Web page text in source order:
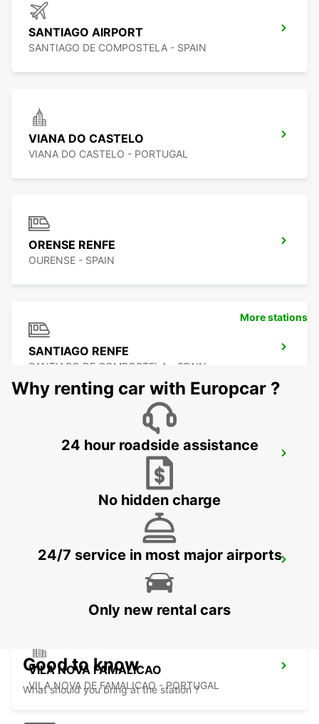
SANTIAGO AIRPORT
SANTIAGO DE COMPOSTELA - SPAIN
VIANA DO CASTELO
VIANA DO CASTELO - PORTUGAL
ORENSE RENFE
OURENSE - SPAIN
SANTIAGO RENFE
SANTIAGO DE COMPOSTELA - SPAIN
GUIMARAES
GUIMARAES - PORTUGAL
VILA NOVA FAMALICAO
VILA NOVA DE FAMALICAO - PORTUGAL
More stations
Why renting car with Europcar ?
24 hour roadside assistance
No hidden charge
24/7 service in most major airports
Only new rental cars
Good to know
What should you bring at the station ?